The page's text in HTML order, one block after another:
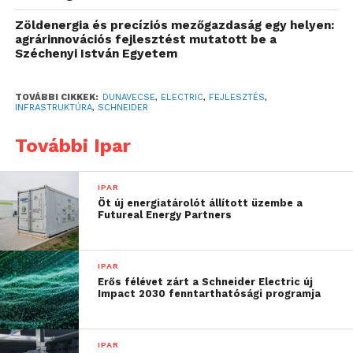
Electric kerékpár átkelővel kiegészített körforgalmi
csomópont kiépítését vállalta. A körforgalom
használatához szükséges közvilágítást, a
csapadékvíz-elvezetést, a forgalomtechnikai
környezetében lévő közmű infrastruktúra
telepítését szintén a társaság végzi a beruházáshoz
Bővül a szennyvíz- és vízhálózat
Zöldenergia és precíziós mezőgazdaság egy helyen:
agrárinnovációs fejlesztést mutatott be a
Széchenyi István Egyetem
TOVÁBBI CIKKEK: DUNAVECSE, ELECTRIC, FEJLESZTÉS,
INFRASTRUKTÚRA, SCHNEIDER
További Ipar
IPAR
Öt új energiatárolót állított üzembe a
Futureal Energy Partners
IPAR
Erős félévet zárt a Schneider Electric új
Impact 2030 fenntarthatósági programja
IPAR